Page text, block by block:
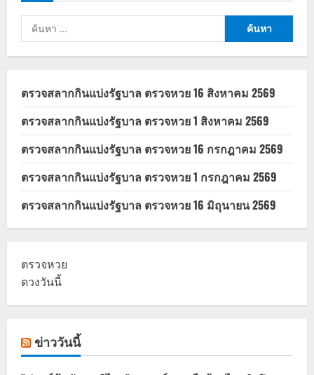
ค้นหา
สำหรับ:
ตรวจสลากกินแบ่งรัฐบาล ตรวจหวย 16 สิงหาคม 2569
ตรวจสลากกินแบ่งรัฐบาล ตรวจหวย 1 สิงหาคม 2569
ตรวจสลากกินแบ่งรัฐบาล ตรวจหวย 16 กรกฎาคม 2569
ตรวจสลากกินแบ่งรัฐบาล ตรวจหวย 1 กรกฎาคม 2569
ตรวจสลากกินแบ่งรัฐบาล ตรวจหวย 16 มิถุนายน 2569
ตรวจหวย
ดวงวันนี้
ข่าววันนี้